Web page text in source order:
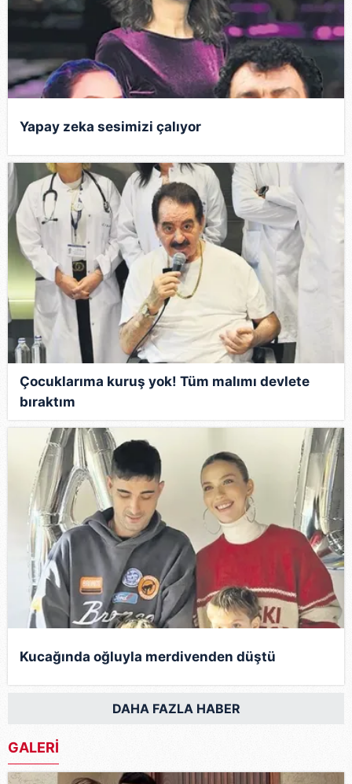
Metnimiziziyaret edebilirsiniz.
6698 sayılı Kişisel Verilerin Korunması Kanunu uyarınca
hazırlanmış Aydınlatma Metnimizi okumak ve sitemizde
ilgili mevzuata uygun olarak kullanılan çerezlerle ilgili bilgi
Yapay zeka sesimizi çalıyor
Çocuklarıma kuruş yok! Tüm malımı devlete
bıraktım
Kucağında oğluyla merdivenden düştü
DAHA FAZLA HABER
GALERİ